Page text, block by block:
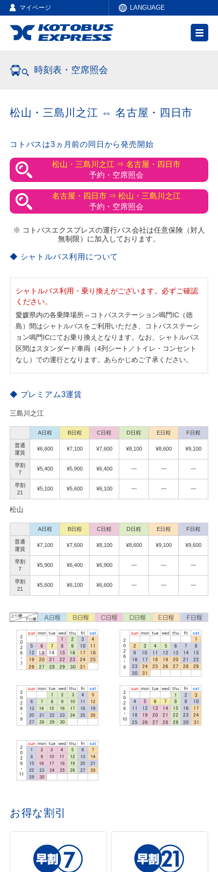
LANGUAGE
マイページ
時刻表・空席照会
松山・三島川之江 ⇔ 名古屋・四日市
コトバスは3ヵ月前の同日から発売開始
松山・三島川之江 ⇒ 名古屋・四日市
予約・空席照会
名古屋・四日市 ⇒ 松山・三島川之江
予約・空席照会
※ コトバスエクスプレスの運行バス会社は任意保険（対人
無制限）に加入しております。
◆ シャトルバス利用について
シャトルバス利用・乗り換えがございます。必ずご確認
ください。
愛媛県内の各乗降場所⇔コトバスステーション鳴門IC（徳
島）間はシャトルバスをご利用いただき、コトバスステーシ
ョン鳴門ICにてお乗り換えとなります。なお、シャトルバス
区間はスタンダード車両（4列シート／トイレ・コンセント
なし）での運行となります。あらかじめご了承ください。
◆ プレミアム3運賃
三島川之江
A日程 B日程 C日程 D日程 E日程 F日程
普通
運賃
¥6,600 ¥7,100 ¥7,600 ¥8,100 ¥8,600 ¥9,100
早割
7
¥5,400 ¥5,900 ¥6,400 ― ― ―
早割
21
¥5,100 ¥5,600 ¥6,100 ― ― ―
松山
A日程 B日程 C日程 D日程 E日程 F日程
普通
運賃
¥7,100 ¥7,600 ¥8,100 ¥8,600 ¥9,100 ¥9,600
早割
7
¥5,900 ¥6,400 ¥6,900 ― ― ―
早割
21
¥5,600 ¥6,100 ¥6,600 ― ― ―
お得な割引